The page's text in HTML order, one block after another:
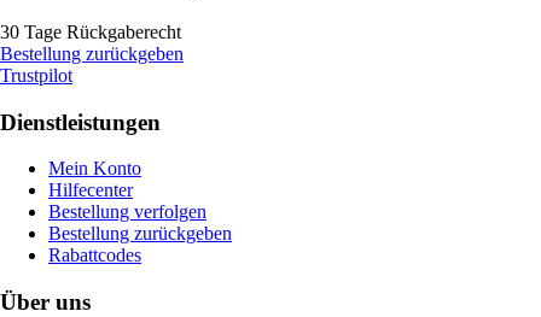
30 Tage Rückgaberecht
Bestellung zurückgeben
Trustpilot
Dienstleistungen
Mein Konto
Hilfecenter
Bestellung verfolgen
Bestellung zurückgeben
Rabattcodes
Über uns